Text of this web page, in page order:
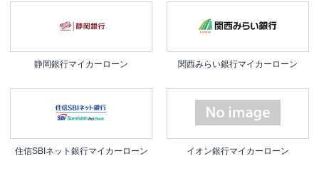
静岡銀行マイカーローン 関西みらい銀行マイカーローン
住信SBIネット銀行マイカーローン イオン銀行マイカーローン